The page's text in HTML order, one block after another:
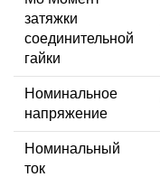
затяжки
соединительной
гайки
Номинальное
напряжение
Номинальный
ток